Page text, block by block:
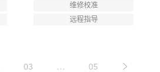
维修校准
远程指导
03 … 05